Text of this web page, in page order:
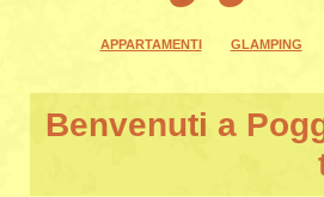
APPARTAMENTI GLAMPING
Benvenuti a